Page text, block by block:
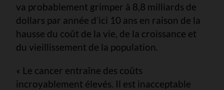
va probablement grimper à 8,8 milliards de
dollars par année d’ici 10 ans en raison de la
hausse du coût de la vie, de la croissance et
du vieillissement de la population.
« Le cancer entraîne des coûts
incroyablement élevés. Il est inacceptable